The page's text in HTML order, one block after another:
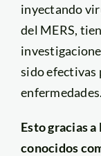
inyectando
del MERS,
sido efectivas
enfermedades.
Esto gracias
conocidos